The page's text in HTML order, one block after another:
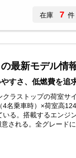
在庫 7 件
最新モデル情
すさ、低燃費を追
クラストップの荷室サ
4名乗車時）×荷室高
いる。搭載するエンジ
される。全グレード